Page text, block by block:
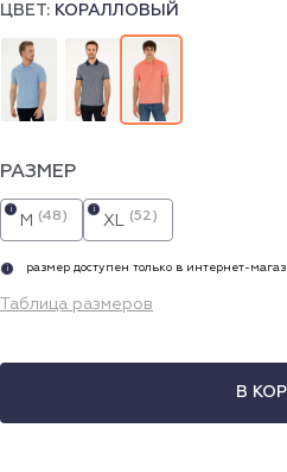
ЦВЕТ: КОРАЛЛОВЫЙ
РАЗМЕР
M (48)
i
XL (52)
i
i размер доступен только в интернет-
Таблица размеров
В